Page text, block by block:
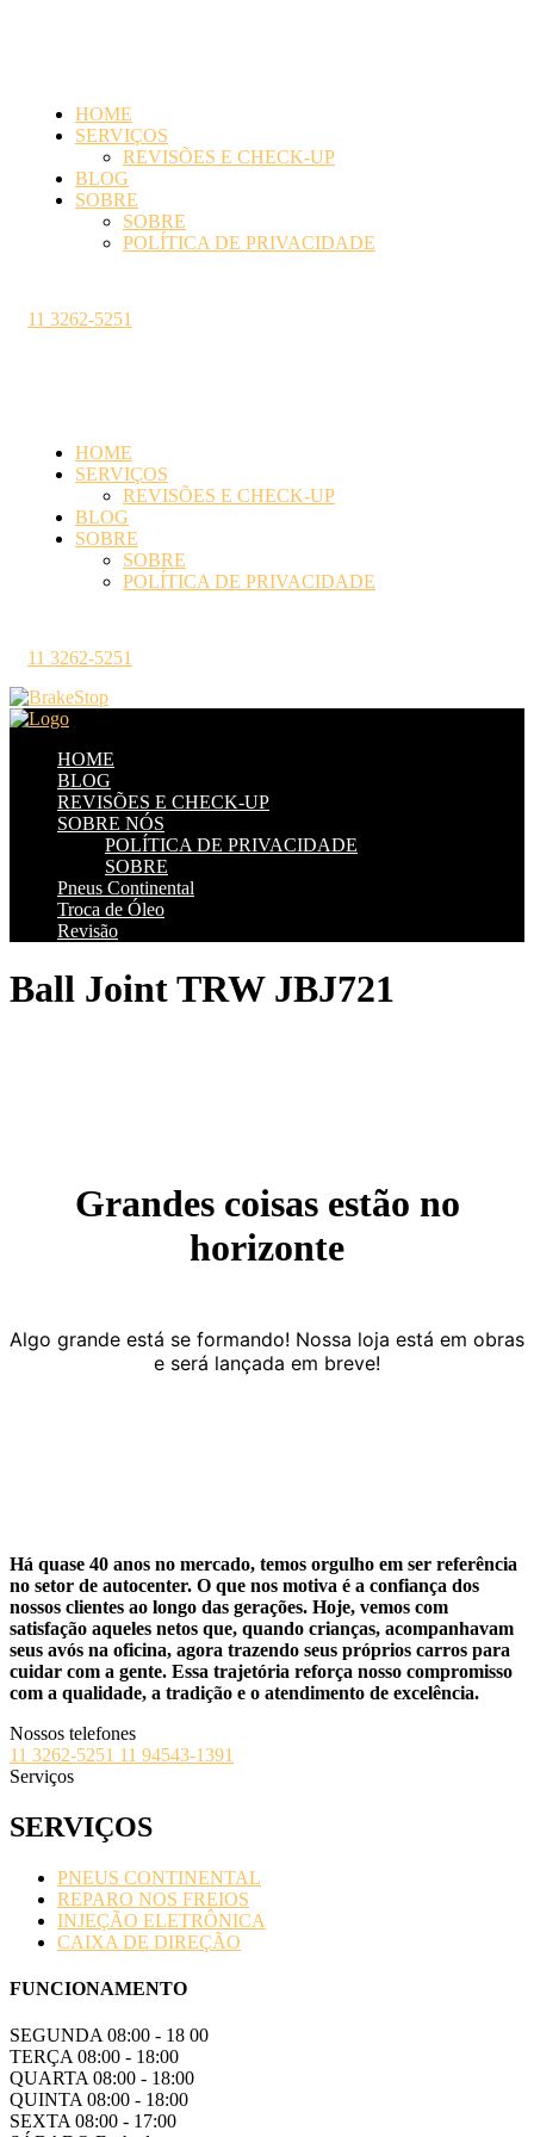
HOME
SERVIÇOS
REVISÕES E CHECK-UP
BLOG
SOBRE
SOBRE
POLÍTICA DE PRIVACIDADE
11 3262-5251
HOME
SERVIÇOS
REVISÕES E CHECK-UP
BLOG
SOBRE
SOBRE
POLÍTICA DE PRIVACIDADE
11 3262-5251
HOME
BLOG
REVISÕES E CHECK-UP
SOBRE NÓS
POLÍTICA DE PRIVACIDADE
SOBRE
Pneus Continental
Troca de Óleo
Revisão
Ball Joint TRW JBJ721
Grandes coisas estão no
horizonte
Algo grande está se formando! Nossa loja está em obras
e será lançada em breve!
Há quase 40 anos no mercado, temos orgulho em ser referência
no setor de autocenter. O que nos motiva é a confiança dos
nossos clientes ao longo das gerações. Hoje, vemos com
satisfação aqueles netos que, quando crianças, acompanhavam
seus avós na oficina, agora trazendo seus próprios carros para
cuidar com a gente. Essa trajetória reforça nosso compromisso
com a qualidade, a tradição e o atendimento de excelência.
Nossos telefones
11 3262-5251 11 94543-1391
Serviços
SERVIÇOS
PNEUS CONTINENTAL
REPARO NOS FREIOS
INJEÇÃO ELETRÔNICA
CAIXA DE DIREÇÃO
FUNCIONAMENTO
SEGUNDA 08:00 - 18 00
TERÇA 08:00 - 18:00
QUARTA 08:00 - 18:00
QUINTA 08:00 - 18:00
SEXTA 08:00 - 17:00